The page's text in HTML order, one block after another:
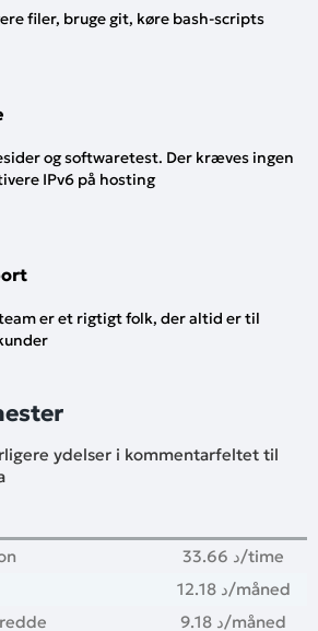
filer, bruge git, køre bash-scripts
og softwaretest. Der kræves ingen
IPv6 på hosting
er et rigtigt folk, der altid er til
ydelser i kommentarfeltet til
33.66 د/time
12.18 د/måned
9.18 د/måned